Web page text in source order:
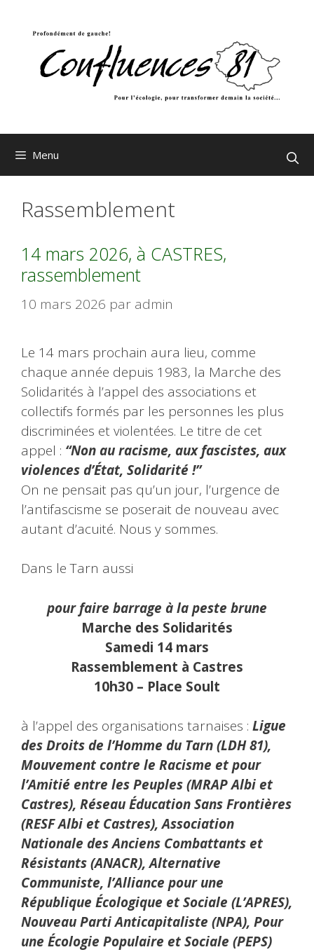
Menu
Rassemblement
14 mars 2026, à CASTRES,
rassemblement
10 mars 2026 par admin
Le 14 mars prochain aura lieu, comme
chaque année depuis 1983, la Marche des
Solidarités à l’appel des associations et
collectifs formés par les personnes les plus
discriminées et violentées. Le titre de cet
appel : “Non au racisme, aux fascistes, aux
violences d’État, Solidarité !”
On ne pensait pas qu’un jour, l’urgence de
l’antifascisme se poserait de nouveau avec
autant d’acuité. Nous y sommes.
Dans le Tarn aussi
pour faire barrage à la peste brune
Marche des Solidarités
Samedi 14 mars
Rassemblement à Castres
10h30 – Place Soult
à l’appel des organisations tarnaises : Ligue
des Droits de l’Homme du Tarn (LDH 81),
Mouvement contre le Racisme et pour
l’Amitié entre les Peuples (MRAP Albi et
Castres), Réseau Éducation Sans Frontières
(RESF Albi et Castres), Association
Nationale des Anciens Combattants et
Résistants (ANACR), Alternative
Communiste, l’Alliance pour une
République Écologique et Sociale (L’APRES),
Nouveau Parti Anticapitaliste (NPA), Pour
une Écologie Populaire et Sociale (PEPS)